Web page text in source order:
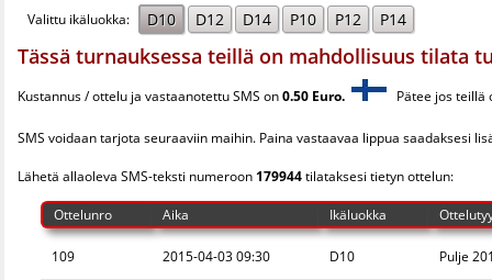
Valittu ikäluokka: D10 D12 D14 P10 P12 P14
Tässä turnauksessa teillä on mahdollisuus tilata
Kustannus / ottelu ja vastaanotettu SMS on0.50 Euro. Pätee jos teillä
SMS voidaan tarjota seuraaviin maihin. Paina vastaavaa lippua saadaksesi
Lähetä allaoleva SMS-teksti numeroon 179944tilataksesi tietyn ottelun:
Ottelunro Aika Ikäluokka
109 2015-04-03 09:30 D10 Pulje